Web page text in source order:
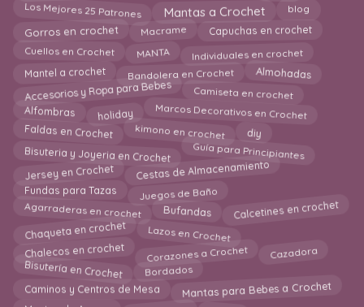
Los Mejores 25 Patrones Mantas a Crochet blog
Gorros en crochet Macrame Capuchas en crochet
Cuellos en Crochet MANTA Individuales en crochet
Mantel a crochet Bandolera en Crochet Almohadas
Accesorios y Ropa para Bebes Camiseta en crochet
Alfombras holiday Marcos Decorativos en Crochet
Faldas en Crochet kimono en crochet diy
Bisuteria y Joyeria en Crochet Guía para Principiantes
Jersey en Crochet Cestas de Almacenamiento
Fundas para Tazas Juegos de Baño
Agarraderas en crochet Bufandas Calcetines en crochet
Chaqueta en crochet Lazos en Crochet
Chalecos en crochet Corazones a Crochet Cazadora
Bisutería en Crochet Bordados
Caminos y Centros de Mesa Mantas para Bebes a Crochet